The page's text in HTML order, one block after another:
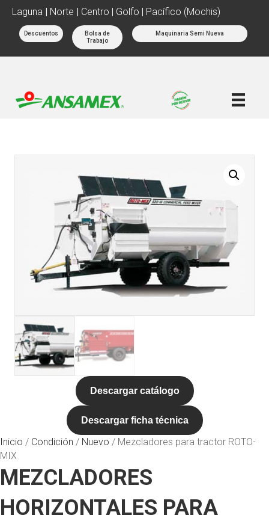
Laguna | Norte | Centro | Golfo | Pacífico (Mochis)
Descuentos
Bolsa de
Trabajo
Maquinaria Semi Nueva
Descargar catálogo
Descargar ficha técnica
Inicio / Condición / Nuevo / Mezcladores para tractor ROTO-
MIX
MEZCLADORES
HORIZONTALES PARA